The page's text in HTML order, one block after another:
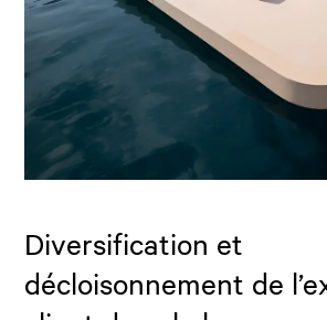
Diversification et
décloisonnement de